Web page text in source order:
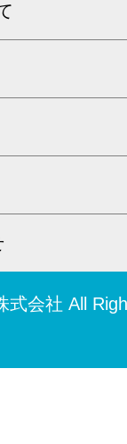
式会社 All